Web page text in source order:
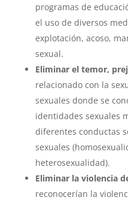
programas de
el uso de diversos
explotación, acoso,
sexual.
Eliminar el temor,
relacionado con la
sexuales donde se
identidades sexuales
diferentes conductas
sexuales
heterosexualidad).
Eliminar la violencia
reconocerían la